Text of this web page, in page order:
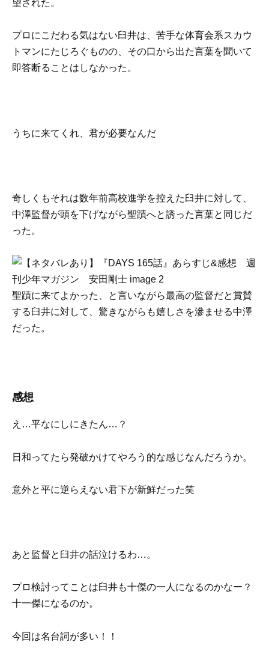
望された。
プロにこだわる気はない臼井は、苦手な体育会系スカウ
トマンにたじろぐものの、その口から出た言葉を聞いて
即答断ることはしなかった。
うちに来てくれ、君が必要なんだ
奇しくもそれは数年前高校進学を控えた臼井に対して、
中澤監督が頭を下げながら聖蹟へと誘った言葉と同じだ
った。
聖蹟に来てよかった、と言いながら最高の監督だと賞賛
する臼井に対して、驚きながらも嬉しさを滲ませる中澤
だった。
感想
え…平なにしにきたん…？
日和ってたら発破かけてやろう的な感じなんだろうか。
意外と平に逆らえない君下が新鮮だった笑
あと監督と臼井の話泣けるわ…。
プロ検討ってことは臼井も十傑の一人になるのかなー？
十一傑になるのか。
今回は名台詞が多い！！